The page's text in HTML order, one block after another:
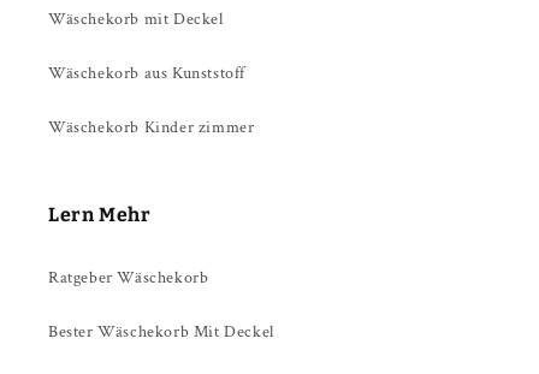
Wäschekorb mit Deckel
Wäschekorb aus Kunststoff
Wäschekorb Kinder zimmer
Lern Mehr
Ratgeber Wäschekorb
Bester Wäschekorb Mit Deckel